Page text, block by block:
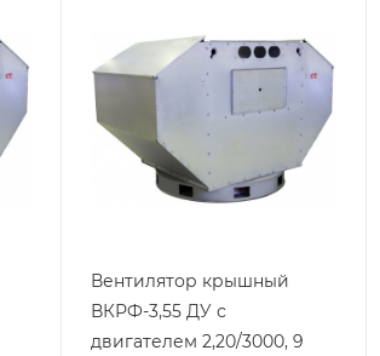
Вентилятор крышный
ВКРФ-3,55 ДУ с
двигателем 2,20/3000, 9